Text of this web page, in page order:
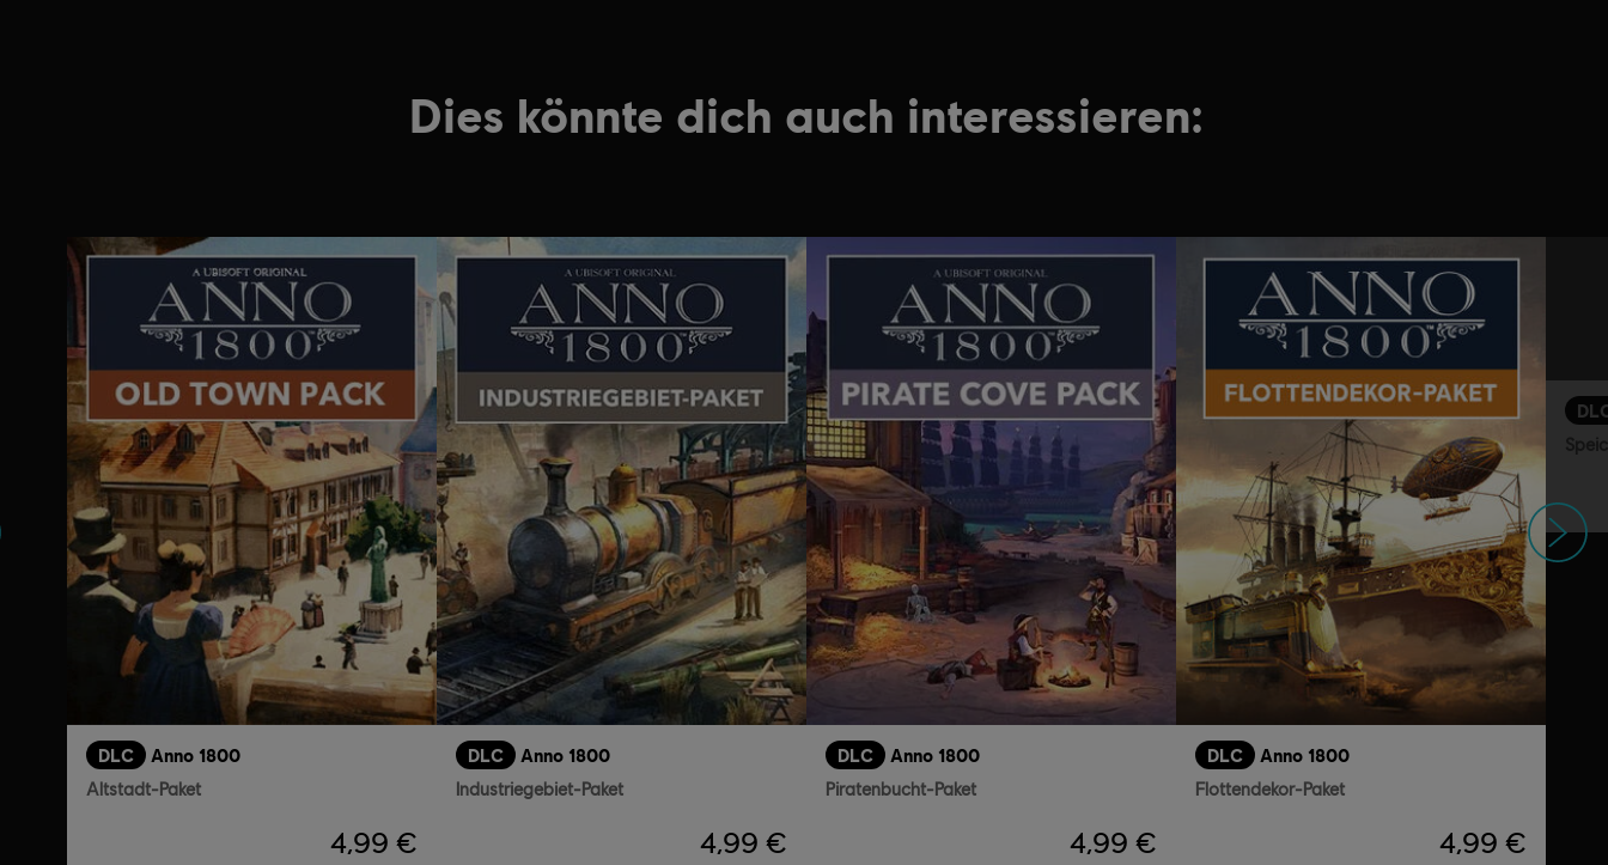
Dies könnte dich auch interessieren:
DLC Anno 1800
Altstadt-Paket
4,99 €
DLC Anno 1800
Industriegebiet-Paket
4,99 €
DLC Anno 1800
Piratenbucht-Paket
4,99 €
DLC Anno 1800
Flottendekor-Paket
4,99 €
Weiter